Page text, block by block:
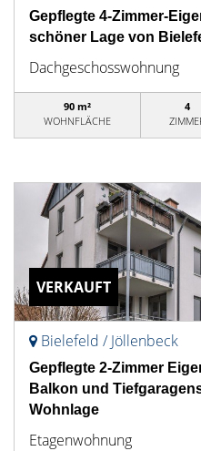
Gepflegte 4-Zimmer-
schöner Lage von
Dachgeschosswohnung
90 m²
WOHNFLÄCHE
4
VERKAUFT
Bielefeld / Jöllenbeck
Gepflegte 2-Zimmer
Balkon und
Wohnlage
Etagenwohnung